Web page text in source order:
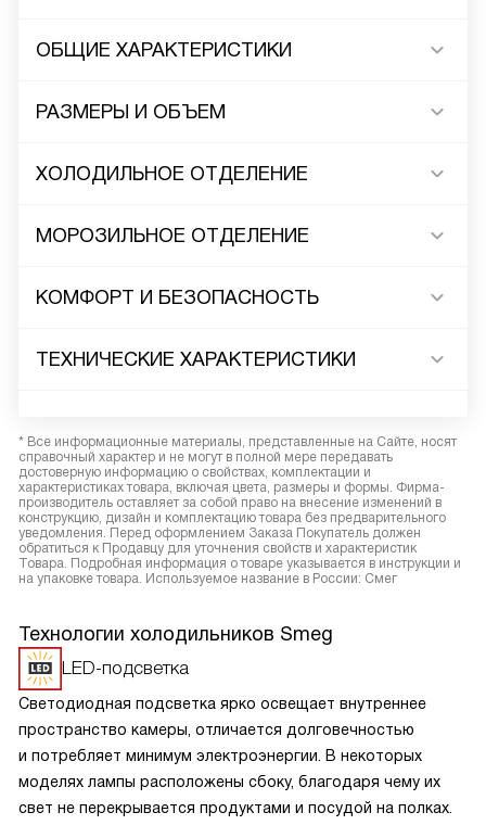
ОБЩИЕ ХАРАКТЕРИСТИКИ
РАЗМЕРЫ И ОБЪЕМ
ХОЛОДИЛЬНОЕ ОТДЕЛЕНИЕ
МОРОЗИЛЬНОЕ ОТДЕЛЕНИЕ
КОМФОРТ И БЕЗОПАСНОСТЬ
ТЕХНИЧЕСКИЕ ХАРАКТЕРИСТИКИ
* Все информационные материалы, представленные на Сайте, носят
справочный характер и не могут в полной мере передавать
достоверную информацию о свойствах, комплектации и
характеристиках товара, включая цвета, размеры и формы. Фирма-
производитель оставляет за собой право на внесение изменений в
конструкцию, дизайн и комплектацию товара без предварительного
уведомления. Перед оформлением Заказа Покупатель должен
обратиться к Продавцу для уточнения свойств и характеристик
Товара. Подробная информация о товаре указывается в инструкции и
на упаковке товара. Используемое название в России: Смег
Технологии холодильников Smeg
LED-подсветка
Светодиодная подсветка ярко освещает внутреннее
пространство камеры, отличается долговечностью
и потребляет минимум электроэнергии. В некоторых
моделях лампы расположены сбоку, благодаря чему их
свет не перекрывается продуктами и посудой на полках.